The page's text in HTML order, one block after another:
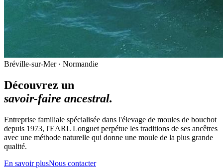
Bréville-sur-Mer · Normandie
Découvrez un
savoir-faire ancestral.
Entreprise familiale spécialisée dans l'élevage de moules de bouchot
depuis 1973, l'EARL Longuet perpétue les traditions de ses ancêtres
avec une méthode naturelle qui donne une moule de la plus grande
qualité.
En savoir plusNous contacter